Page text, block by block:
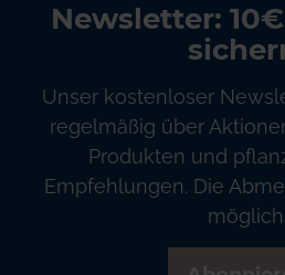
Newsletter:
Unser kostenloser
regelmäßig über
Produkten und
Empfehlungen. Die
möglich.